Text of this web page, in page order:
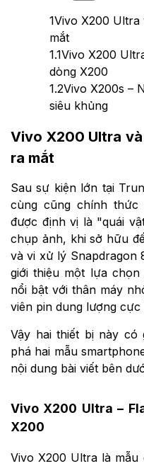
1Vivo X200
mắt
1.1Vivo X200
dòng X200
1.2Vivo X200s –
siêu khủng
Vivo X200 Ultra
ra mắt
Sau sự kiện lớn tại
cùng cũng chính thức
được định vị là "quái
chụp ảnh, khi sở hữu
và vi xử lý Snapdragon
giới thiệu một lựa
nổi bật với thân máy
viên pin dung lượng cực
Vậy hai thiết bị này có
phá hai mẫu
nội dung bài viết bên
Vivo X200 Ultra –
X200
Vivo X200 Ultra là mẫu